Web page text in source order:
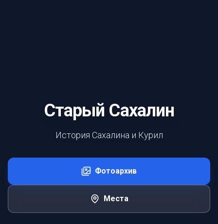
Старый Сахалин
История Сахалина и Курил
Фотоархив
Места